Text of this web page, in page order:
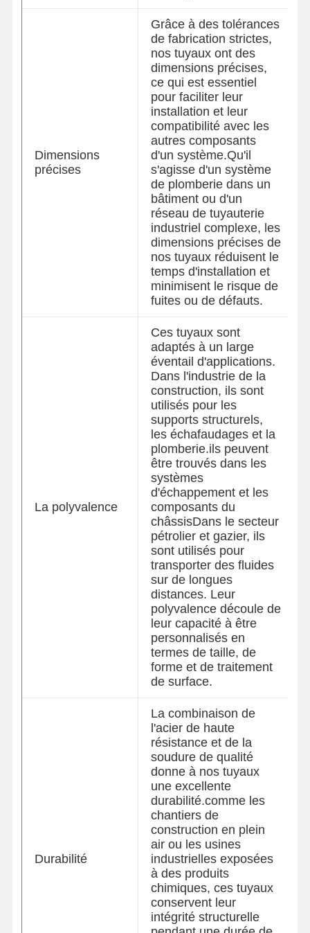
Dimensions
précises
Grâce à des tolérances
de fabrication strictes,
nos tuyaux ont des
dimensions précises,
ce qui est essentiel
pour faciliter leur
installation et leur
compatibilité avec les
autres composants
d'un système.Qu'il
s'agisse d'un système
de plomberie dans un
bâtiment ou d'un
réseau de tuyauterie
industriel complexe, les
dimensions précises de
nos tuyaux réduisent le
temps d'installation et
minimisent le risque de
fuites ou de défauts.
La polyvalence
Ces tuyaux sont
adaptés à un large
éventail d'applications.
Dans l'industrie de la
construction, ils sont
utilisés pour les
supports structurels,
les échafaudages et la
plomberie.ils peuvent
être trouvés dans les
systèmes
d'échappement et les
composants du
châssisDans le secteur
pétrolier et gazier, ils
sont utilisés pour
transporter des fluides
sur de longues
distances. Leur
polyvalence découle de
leur capacité à être
personnalisés en
termes de taille, de
forme et de traitement
de surface.
Durabilité
La combinaison de
l'acier de haute
résistance et de la
soudure de qualité
donne à nos tuyaux
une excellente
durabilité.comme les
chantiers de
construction en plein
air ou les usines
industrielles exposées
à des produits
chimiques, ces tuyaux
conservent leur
intégrité structurelle